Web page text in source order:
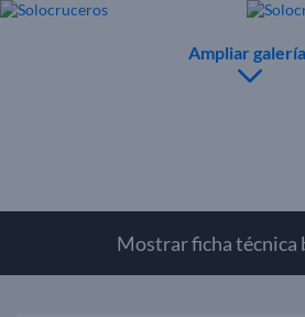
Ampliar galería
Mostrar ficha técnica